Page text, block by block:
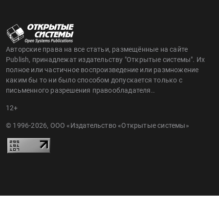
Авторские права на все статьи, размещённые на сайте
Publish, принадлежат издательству "Открытые системы". Их
полное или частичное воспроизведение или размножение
каким бы то ни было способом допускается только с
письменного разрешения правообладателя..
12+
© 1996-2026, ООО «Издательство «Открытые системы»